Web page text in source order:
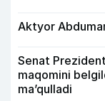
Aktyor
Senat
maqomini
ma’qulladi